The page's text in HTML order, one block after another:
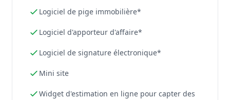
Logiciel de pige immobilière*
Logiciel d'apporteur d'affaire*
Logiciel de signature électronique*
Mini site
Widget d'estimation en ligne pour capter des